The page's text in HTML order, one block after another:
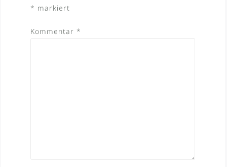
* markiert
Kommentar *